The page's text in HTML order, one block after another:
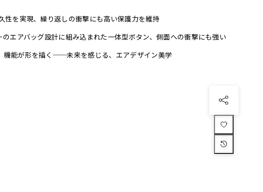
性を実現、繰り返しの衝撃にも高い保護力を維持
エアバッグ設計に組み込まれた一体型ボタン、側面への衝撃にも強い
機能が形を描く──未来を感じる、エアデザイン美学